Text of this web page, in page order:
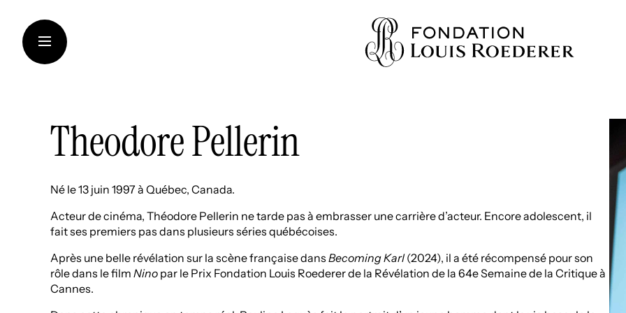
contenu
LA FONDATION
CRÉATION CONTEMPORAINE
TRANSMISSION DES CONNAISSANCES
THINKING SUSTAINABILITY
ART DANS LES VIGNOBLES
Theodore Pellerin
Né le 13 juin 1997 à Québec, Canada.
Acteur de cinéma, Théodore Pellerin ne tarde pas à embrasser une carrière d’acteur. Encore adolescent, il
fait ses premiers pas dans plusieurs séries québécoises.
Après une belle révélation sur la scène française dans Becoming Karl(2024), il a été récompensé pour son
rôle dans le film Nino par le Prix Fondation Louis Roederer de la Révélation de la 64e Semaine de la Critique à
Cannes.